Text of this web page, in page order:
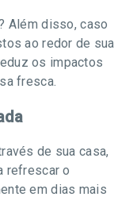
Além disso, caso
ao redor de sua
os impactos
fresca.
de sua casa,
refrescar o
em dias mais